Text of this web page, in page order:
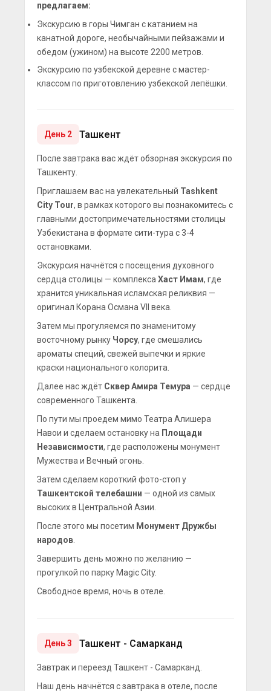
предлагаем:
Экскурсию в горы Чимган с катанием на
канатной дороге, необычайными пейзажами и
обедом (ужином) на высоте 2200 метров.
Экскурсию по узбекской деревне с мастер-
классом по приготовлению узбекской лепёшки.
День 2 Ташкент
После завтрака вас ждёт обзорная экскурсия по
Ташкенту.
Приглашаем вас на увлекательный Tashkent
City Tour, в рамках которого вы познакомитесь с
главными достопримечательностями столицы
Узбекистана в формате сити-тура с 3-4
остановками.
Экскурсия начнётся с посещения духовного
сердца столицы — комплекса Хаст Имам, где
хранится уникальная исламская реликвия —
оригинал Корана Османа VII века.
Затем мы прогуляемся по знаменитому
восточному рынку Чорсу, где смешались
ароматы специй, свежей выпечки и яркие
краски национального колорита.
Далее нас ждёт Сквер Амира Темура — сердце
современного Ташкента.
По пути мы проедем мимо Театра Алишера
Навои и сделаем остановку на Площади
Независимости, где расположены монумент
Мужества и Вечный огонь.
Затем сделаем короткий фото-стоп у
Ташкентской телебашни — одной из самых
высоких в Центральной Азии.
После этого мы посетим Монумент Дружбы
народов
Завершить день можно по желанию —
прогулкой по парку Magic City.
Свободное время, ночь в отеле.
День 3 Ташкент - Самарканд
Завтрак и переезд Ташкент - Самарканд.
Наш день начнётся с завтрака в отеле, после